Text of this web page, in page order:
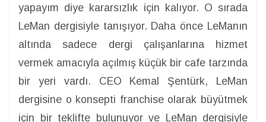
yapayım diye kararsızlık için kalıyor. O sırada
LeMan dergisiyle tanışıyor. Daha önce LeManın
altında sadece dergi çalışanlarına hizmet
vermek amacıyla açılmış küçük bir cafe tarzında
bir yeri vardı. CEO Kemal Şentürk, LeMan
dergisine o konsepti franchise olarak büyütmek
için bir teklifte bulunuyor ve LeMan dergisiyle